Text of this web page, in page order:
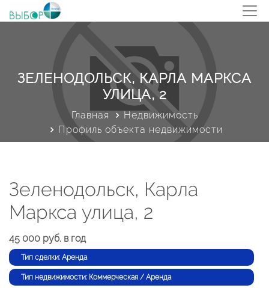
ЗЕЛЕНОДОЛЬСК, КАРЛА МАРКСА
УЛИЦА, 2
Главная
Недвижимость
Профиль объекта недвижимости
Зеленодольск, Карла
Маркса улица, 2
45 000 руб. в год
Тип сделки: Аренда
Тип недвижимости: Коммерческая / Аренда